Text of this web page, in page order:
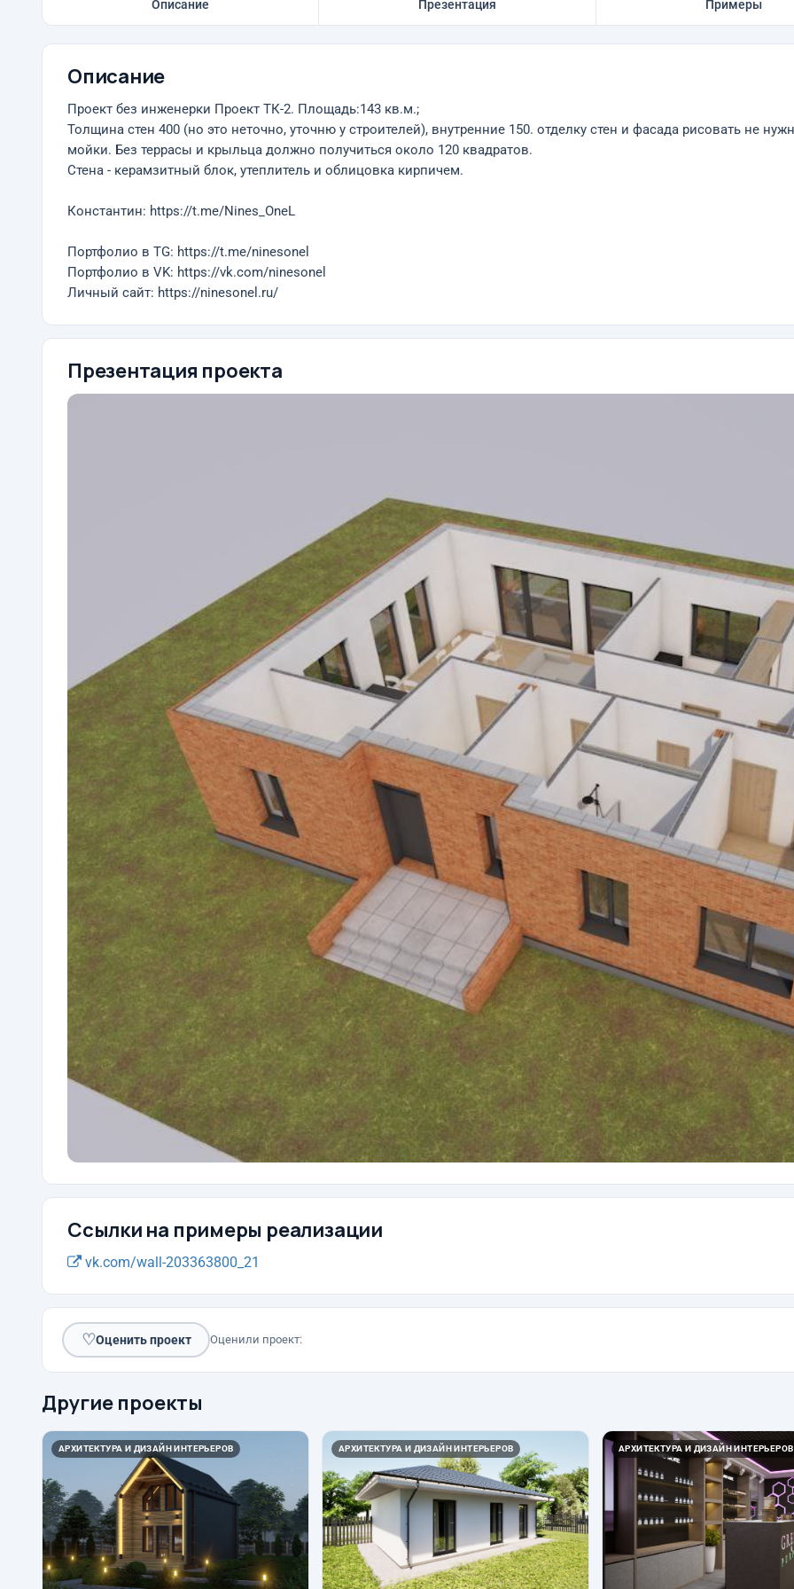
Описание Презентация Примеры
Описание
Проект без инженерки Проект ТК-2. Площадь:143 кв.м.;
Толщина стен 400 (но это неточно, уточню у строителей), внутренние 150. отделку стен и фасада рисовать не
мойки. Без террасы и крыльца должно получиться около 120 квадратов.
Стена - керамзитный блок, утеплитель и облицовка кирпичем.
Константин: https://t.me/Nines_OneL
Портфолио в TG: https://t.me/ninesonel
Портфолио в VK: https://vk.com/ninesonel
Личный сайт: https://ninesonel.ru/
Презентация проекта
Ссылки на примеры реализации
vk.com/wall-203363800_21
♡Оценить проект Оценили проект:
Другие проекты
АРХИТЕКТУРА И ДИЗАЙН ИНТЕРЬЕРОВ АРХИТЕКТУРА И ДИЗАЙН ИНТЕРЬЕРОВ АРХИТЕКТУРА И ДИЗАЙН ИНТЕРЬЕРОВ